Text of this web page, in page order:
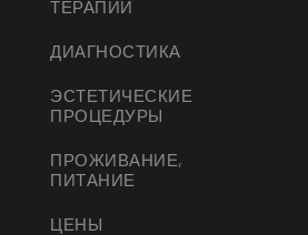
ТЕРАПИИ
ДИАГНОСТИКА
ЭСТЕТИЧЕСКИЕ
ПРОЦЕДУРЫ
ПРОЖИВАНИЕ,
ПИТАНИЕ
ЦЕНЫ